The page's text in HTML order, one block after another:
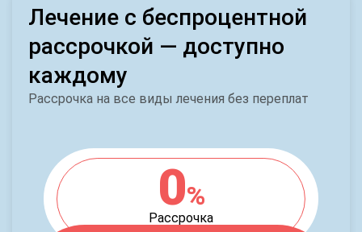
Лечение с беспроцентной
рассрочкой — доступно
каждому
Рассрочка на все виды лечения без переплат
0%
Рассрочка